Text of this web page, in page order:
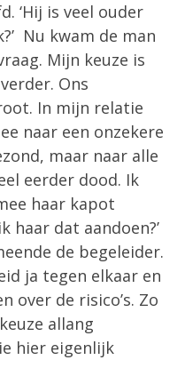
‘Hij is veel ouder
Nu kwam de man
Mijn keuze is
Ons
In mijn relatie
naar een onzekere
maar naar alle
eerder dood. Ik
haar kapot
haar dat aandoen?’
de begeleider.
ja tegen elkaar en
over de risico’s. Zo
allang
hier eigenlijk